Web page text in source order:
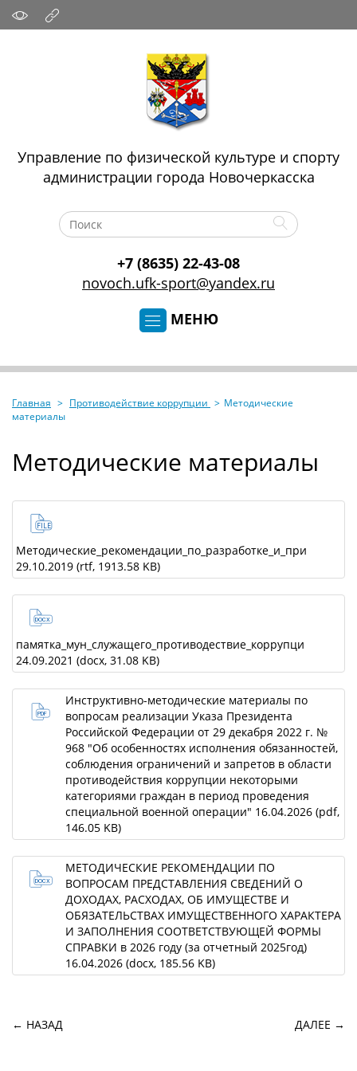
Управление по физической культуре и спорту
администрации города Новочеркасска
+7 (8635) 22-43-08
novoch.ufk-sport@yandex.ru
МЕНЮ
НОВОСТИ
СПОРТСМЕНЫ
ПРОТИВОДЕЙСТВИЕ КОРРУПЦИИ
АНТИДОПИНГОВОЕ ОБЕСПЕЧЕНИЕ
ПЕРСОНАЛЬНЫЕ ДАННЫЕ
ОБРАЩЕНИЯ ГРАЖДАН
КОНТАКТЫ
Главная Противодействие коррупции
Методические
материалы
Методические материалы
Методические_рекомендации_по_разработке_и_при
29.10.2019 (rtf, 1913.58 KB)
памятка_мун_служащего_противодествие_коррупци
24.09.2021 (docx, 31.08 KB)
Инструктивно-методические материалы по
вопросам реализации Указа Президента
Российской Федерации от 29 декабря 2022 г. №
968 "Об особенностях исполнения обязанностей,
соблюдения ограничений и запретов в области
противодействия коррупции некоторыми
категориями граждан в период проведения
специальной военной операции" 16.04.2026 (pdf,
146.05 KB)
МЕТОДИЧЕСКИЕ РЕКОМЕНДАЦИИ ПО
ВОПРОСАМ ПРЕДСТАВЛЕНИЯ СВЕДЕНИЙ О
ДОХОДАХ, РАСХОДАХ, ОБ ИМУЩЕСТВЕ И
ОБЯЗАТЕЛЬСТВАХ ИМУЩЕСТВЕННОГО ХАРАКТЕРА
И ЗАПОЛНЕНИЯ СООТВЕТСТВУЮЩЕЙ ФОРМЫ
СПРАВКИ в 2026 году (за отчетный 2025год)
16.04.2026 (docx, 185.56 KB)
← НАЗАД ДАЛЕЕ →